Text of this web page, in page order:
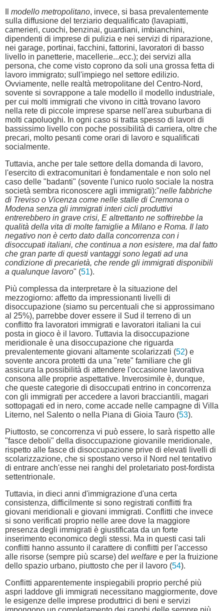
modello metropolitano, invece, si basa prevalentemente
sulla diffusione del terziario dequalificato (lavapiatti,
camerieri, cuochi, benzinai, guardiani, imbianchini,
dipendenti di imprese di pulizia e nei servizi di riparazione,
nei garage, portinai, facchini, fattorini, lavoratori di basso
livello in panetterie, macellerie...ecc.); dei servizi alla
persona, che come visto coprono da soli una grossa fetta di
lavoro immigrato; sull'impiego nel settore edilizio.
Ovviamente, nelle realtà metropolitane del Centro-Nord,
sovente si sovrappone a tale modello il modello industriale,
per cui molti immigrati che vivono in città trovano lavoro
nella rete di piccole imprese sparse nell'area suburbana di
molti capoluoghi. In ogni caso si tratta spesso di lavori di
bassissimo livello con poche possibilità di carriera, oltre che
precari, molto pesanti come orari di lavoro e squalificati
socialmente.
Tuttavia, anche per tale settore della domanda di lavoro,
l'esercito di extracomunitari è fondamentale e non solo nel
caso delle "badanti" (sovente l'unico ruolo sociale la nostra
società sembra riconoscere agli immigrati):"nelle fabbriche
di Treviso o Vicenza come nelle stalle di Cremona o
Modena senza gli immigrati interi cicli produttivi
entrerebbero in grave crisi, E altrettanto ne soffrirebbe la
qualità della vita di molte famiglie a Milano e Roma. Il lato
negativo non è certo dato dalla concorrenza con i
disoccupati italiani, che continua a non esistere, ma dal fatto
che gran parte di questi vantaggi sono legati ad una
condizione di precarietà, che rende gli immigrati disponibili
a qualunque lavoro" (51).
Più complessa da interpretare è la situazione del
mezzogiorno: affetto da impressionanti livelli di
disoccupazione (siamo su percentuali che si approssimano
al 25%), parrebbe dover essere il Sud il terreno di un
conflitto fra lavoratori immigrati e lavoratori italiani la cui
posta in gioco è il lavoro. Tuttavia la disoccupazione
meridionale è una disoccupazione che riguarda
prevalentemente giovani altamente scolarizzati (52) e
sovente ancora protetti da una "rete" familiare che gli
assicura la possibilità di attendere l'occasione lavorativa
consona alle proprie aspettative. Inverosimile è, dunque,
che queste categorie di disoccupati entrino in concorrenza
con gli immigrati per accedere a lavori bracciantili, magari
sottopagati ed in nero, come accade nelle campagne di Villa
Literno, nel Salento o nella Piana di Gioia Tauro (53).
Piuttosto, se concorrenza vi può essere, lo sarà rispetto alle
"fasce deboli" della disoccupazione giovanile meridionale,
rispetto alle fasce di disoccupazione prive di elevati livelli di
scolarizzazione, che si spostano verso il Nord nel tentativo
di entrare anch'esse nei ranghi del proletariato post-fordista
settentrionale.
Tuttavia, in dieci anni d'immigrazione d'una certa
consistenza, difficilmente si sono registrati conflitti fra
giovani meridionali e giovani immigrati. Conflitti che invece
si sono verificati proprio nelle aree dove la maggiore
presenza degli immigrati è giustificata da un forte
inserimento economico degli stessi. Ma in questi casi tali
conflitti hanno assunto il carattere di conflitti per l'accesso
alle risorse (sempre più scarse) del welfare e per la fruizione
dello spazio urbano, piuttosto che per il lavoro (54).
Conflitti apparentemente inspiegabili proprio perché più
aspri laddove gli immigrati necessitano maggiormente, dove
le esigenze delle imprese produttrici di beni e servizi